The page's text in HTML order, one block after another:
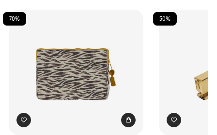
70% 50%